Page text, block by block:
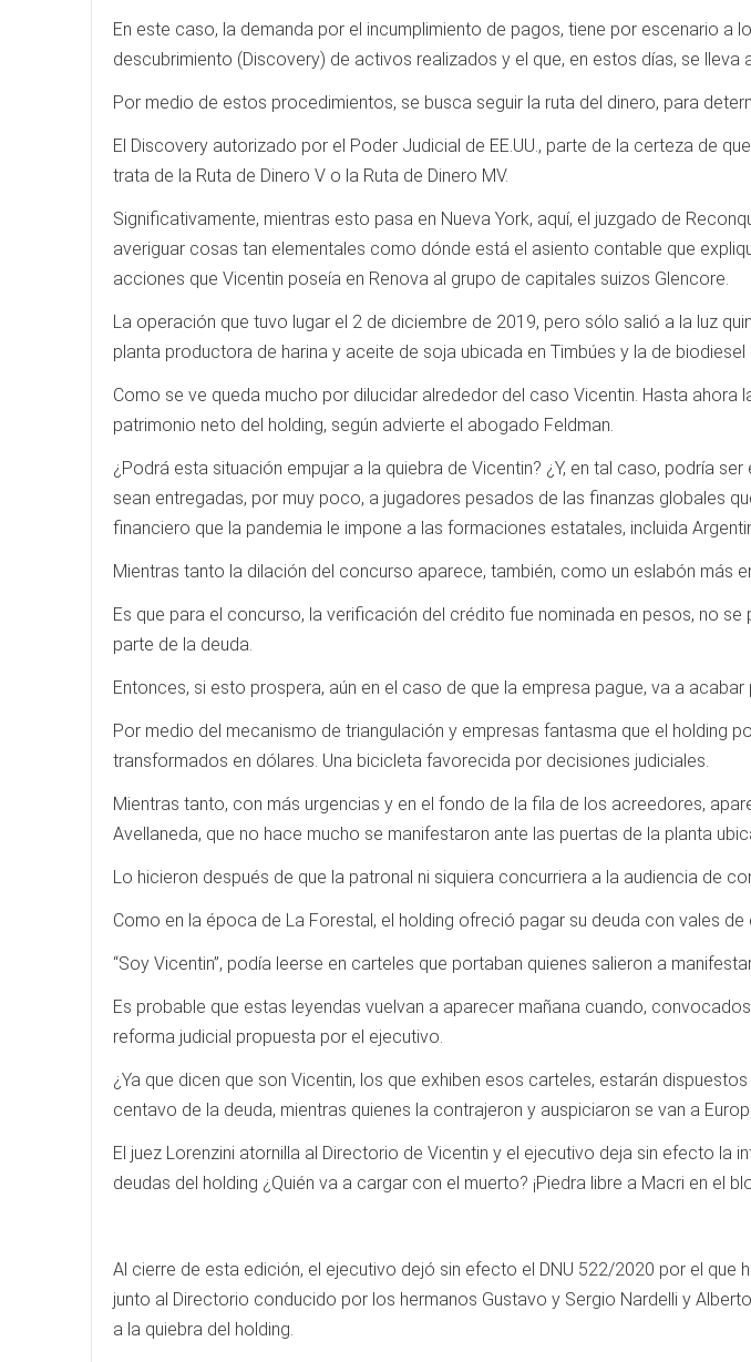
En este caso, la demanda por el incumplimiento de pagos, tiene por escenario
descubrimiento (Discovery) de activos realizados y el que, en estos días, se lleva
Por medio de estos procedimientos, se busca seguir la ruta del dinero, para
El Discovery autorizado por el Poder Judicial de EE.UU., parte de la certeza de
trata de la Ruta de Dinero V o la Ruta de Dinero MV.
Significativamente, mientras esto pasa en Nueva York, aquí, el juzgado de
averiguar cosas tan elementales como dónde está el asiento contable que
acciones que Vicentin poseía en Renova al grupo de capitales suizos Glencore.
La operación que tuvo lugar el 2 de diciembre de 2019, pero sólo salió a la luz
planta productora de harina y aceite de soja ubicada en Timbúes y la de biodiesel
Como se ve queda mucho por dilucidar alrededor del caso Vicentin. Hasta
patrimonio neto del holding, según advierte el abogado Feldman.
¿Podrá esta situación empujar a la quiebra de Vicentin? ¿Y, en tal caso, podría
sean entregadas, por muy poco, a jugadores pesados de las finanzas globales
financiero que la pandemia le impone a las formaciones estatales, incluida
Mientras tanto la dilación del concurso aparece, también, como un eslabón más
Es que para el concurso, la verificación del crédito fue nominada en pesos, no
parte de la deuda.
Entonces, si esto prospera, aún en el caso de que la empresa pague, va a
Por medio del mecanismo de triangulación y empresas fantasma que el holding
transformados en dólares. Una bicicleta favorecida por decisiones judiciales.
Mientras tanto, con más urgencias y en el fondo de la fila de los acreedores,
Avellaneda, que no hace mucho se manifestaron ante las puertas de la planta
Lo hicieron después de que la patronal ni siquiera concurriera a la audiencia de
Como en la época de La Forestal, el holding ofreció pagar su deuda con vales
“Soy Vicentin”, podía leerse en carteles que portaban quienes salieron a
Es probable que estas leyendas vuelvan a aparecer mañana cuando,
reforma judicial propuesta por el ejecutivo.
¿Ya que dicen que son Vicentin, los que exhiben esos carteles, estarán
centavo de la deuda, mientras quienes la contrajeron y auspiciaron se van a
El juez Lorenzini atornilla al Directorio de Vicentin y el ejecutivo deja sin efecto
deudas del holding ¿Quién va a cargar con el muerto? ¡Piedra libre a Macri en el
Al cierre de esta edición, el ejecutivo dejó sin efecto el DNU 522/2020 por el que
junto al Directorio conducido por los hermanos Gustavo y Sergio Nardelli y
a la quiebra del holding.